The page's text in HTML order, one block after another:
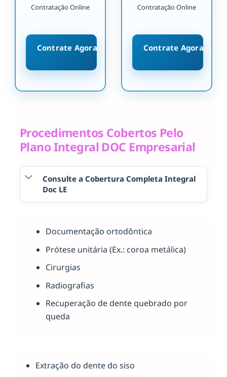
Contratação Online
Contrate Agora
Contratação Online
Contrate Agora
Procedimentos Cobertos Pelo
Plano Integral DOC Empresarial
Consulte a Cobertura Completa Integral
Doc LE
Documentação ortodôntica
Prótese unitária (Ex.: coroa metálica)
Cirurgias
Radiografias
Recuperação de dente quebrado por
queda
Extração do dente do siso